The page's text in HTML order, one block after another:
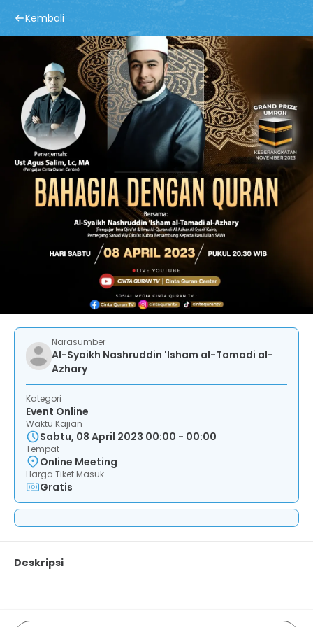
Kembali
Narasumber
Al-Syaikh Nashruddin 'Isham al-Tamadi al-
Azhary
Kategori
Event Online
Waktu Kajian
Sabtu, 08 April 2023 00:00 - 00:00
Tempat
Online Meeting
Harga Tiket Masuk
Gratis
Deskripsi